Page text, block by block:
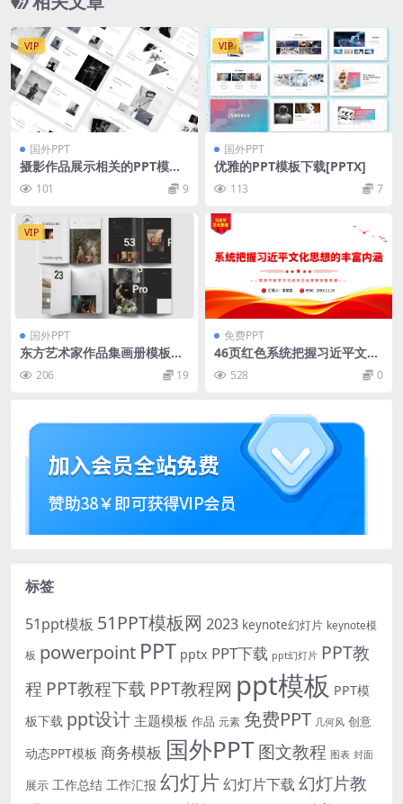
VIP
国外PPT
摄影作品展示相关的PPT模板
下载[PPTX]
101 9
VIP
国外PPT
优雅的PPT模板下载[PPTX]
113 7
VIP
国外PPT
东方艺术家作品集画册模板（i
ndd）
206 19
免费PPT
46页红色系统把握习近平文化
思想的丰富内涵PPT模板
528 0
标签
51ppt模板 51PPT模板网 2023 keynote幻灯片 keynote模
板 powerpoint PPT pptx PPT下载 ppt幻灯片 PPT教
程 PPT教程下载 PPT教程网 ppt模板 PPT模
板下载 ppt设计 主题模板 作品 元素 免费PPT 几何风 创意
动态PPT模板 商务模板 国外PPT图文教程 图表 封面
展示 工作总结 工作汇报 幻灯片 幻灯片下载 幻灯片教